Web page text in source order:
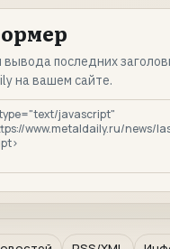
последних
на вашем сайте.